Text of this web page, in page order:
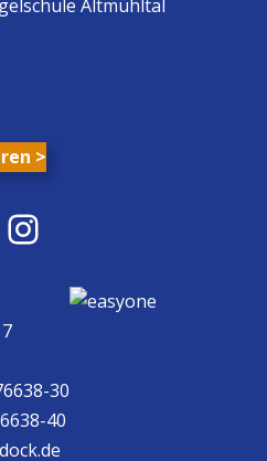
Altmühltal
>
Instagram
30
40